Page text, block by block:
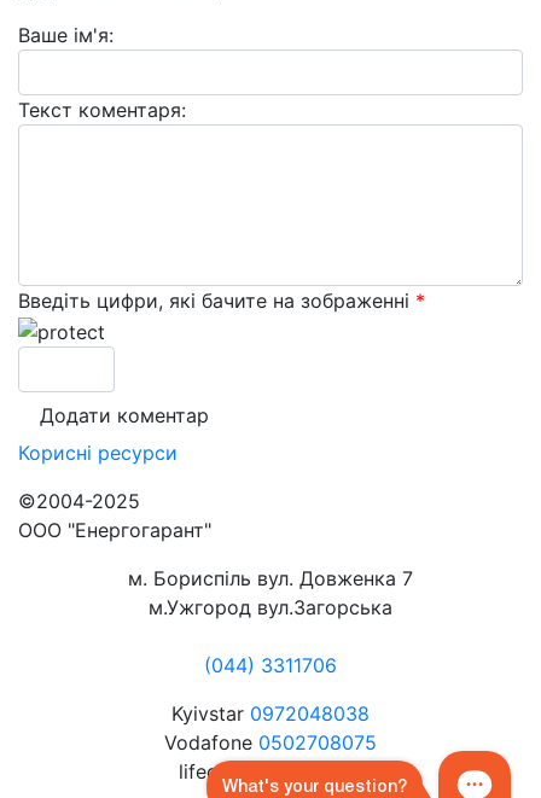
Ваше ім'я:
Текст коментаря:
Введіть цифри, які бачите на зображенні *
Корисні ресурси
©2004-2025
ООО "Енергогарант"
м. Бориспіль вул. Довженка 7
м.Ужгород вул.Загорська
(044) 3311706
Kyivstar 0972048038
Vodafone 0502708075
lifecell